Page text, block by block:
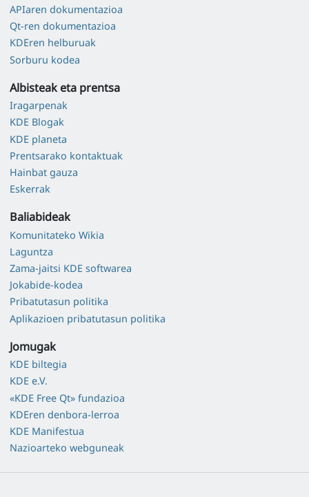
APIaren dokumentazioa
Qt-ren dokumentazioa
KDEren helburuak
Sorburu kodea
Albisteak eta prentsa
Iragarpenak
KDE Blogak
KDE planeta
Prentsarako kontaktuak
Hainbat gauza
Eskerrak
Baliabideak
Komunitateko Wikia
Laguntza
Zama-jaitsi KDE softwarea
Jokabide-kodea
Pribatutasun politika
Aplikazioen pribatutasun politika
Jomugak
KDE biltegia
KDE e.V.
«KDE Free Qt» fundazioa
KDEren denbora-lerroa
KDE Manifestua
Nazioarteko webguneak